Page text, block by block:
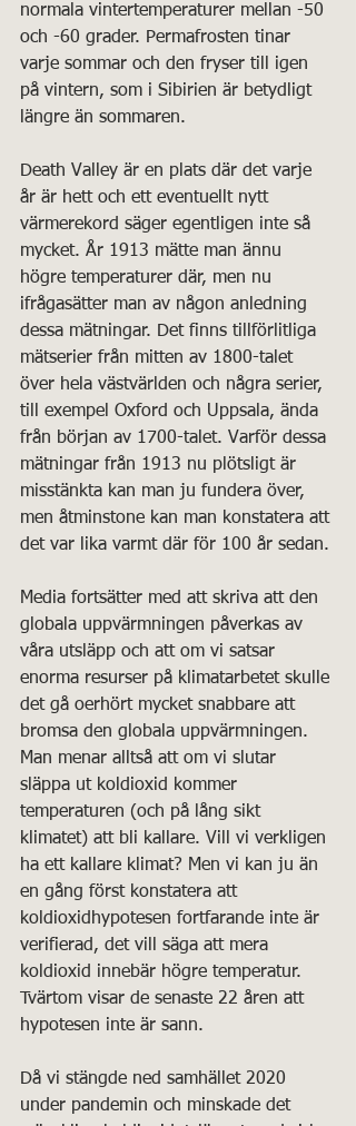
normala vintertemperaturer mellan -50
och -60 grader. Permafrosten tinar
varje sommar och den fryser till igen
på vintern, som i Sibirien är betydligt
längre än sommaren.
Death Valley är en plats där det varje
år är hett och ett eventuellt nytt
värmerekord säger egentligen inte så
mycket. År 1913 mätte man ännu
högre temperaturer där, men nu
ifrågasätter man av någon anledning
dessa mätningar. Det finns tillförlitliga
mätserier från mitten av 1800-talet
över hela västvärlden och några serier,
till exempel Oxford och Uppsala, ända
från början av 1700-talet. Varför dessa
mätningar från 1913 nu plötsligt är
misstänkta kan man ju fundera över,
men åtminstone kan man konstatera att
det var lika varmt där för 100 år sedan.
Media fortsätter med att skriva att den
globala uppvärmningen påverkas av
våra utsläpp och att om vi satsar
enorma resurser på klimatarbetet skulle
det gå oerhört mycket snabbare att
bromsa den globala uppvärmningen.
Man menar alltså att om vi slutar
släppa ut koldioxid kommer
temperaturen (och på lång sikt
klimatet) att bli kallare. Vill vi verkligen
ha ett kallare klimat? Men vi kan ju än
en gång först konstatera att
koldioxidhypotesen fortfarande inte är
verifierad, det vill säga att mera
koldioxid innebär högre temperatur.
Tvärtom visar de senaste 22 åren att
hypotesen inte är sann.
Då vi stängde ned samhället 2020
under pandemin och minskade det